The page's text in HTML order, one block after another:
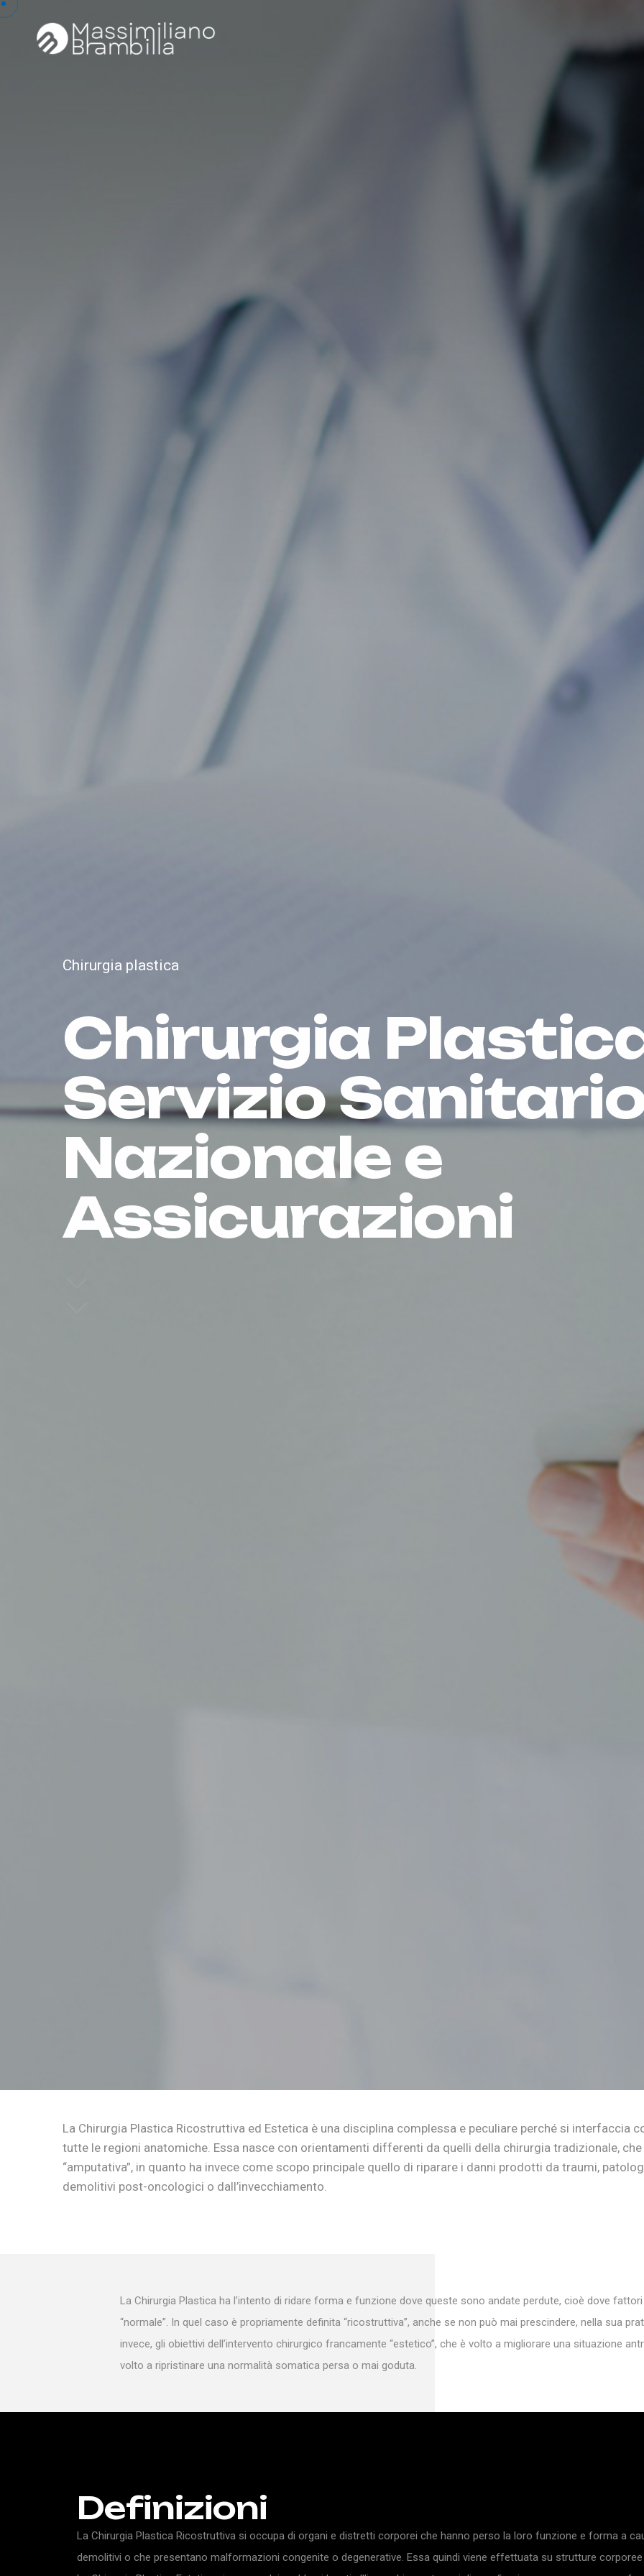
Chirurgia plastica
Chirurgia
Servizio
Nazionale e
Assicurazioni
La Chirurgia Plastica Ricostruttiva ed Estetica è una disciplina complessa e peculiare perché si interfaccia
tutte le regioni anatomiche. Essa nasce con orientamenti differenti da quelli della chirurgia tradizionale,
“amputativa”, in quanto ha invece come scopo principale quello di riparare i danni prodotti da traumi,
demolitivi post-oncologici o dall’invecchiamento.
La Chirurgia Plastica ha l’intento di ridare forma e funzione dove queste sono andate perdute, cioè dove
“normale”. In quel caso è propriamente definita “ricostruttiva”, anche se non può mai prescindere, nella sua
invece, gli obiettivi dell’intervento chirurgico francamente “estetico”, che è volto a migliorare una situazione
volto a ripristinare una normalità somatica persa o mai goduta.
Definizioni
La Chirurgia Plastica Ricostruttiva si occupa di organi e distretti corporei che hanno perso la loro funzione e forma a
demolitivi o che presentano malformazioni congenite o degenerative. Essa quindi viene effettuata su strutture corporee